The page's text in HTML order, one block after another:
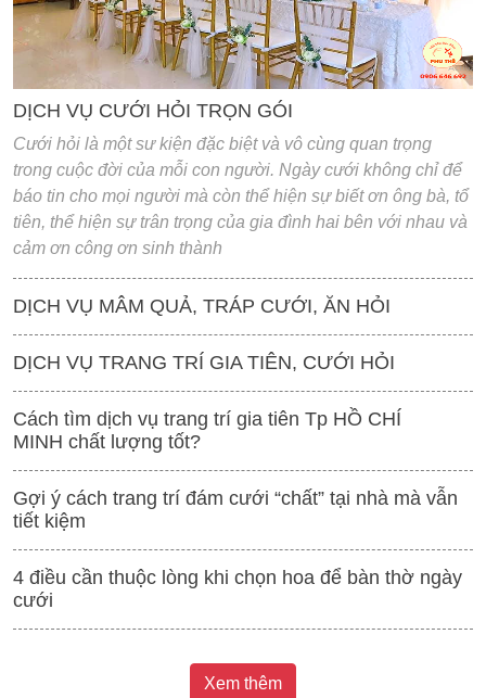
DỊCH VỤ CƯỚI HỎI TRỌN GÓI
Cưới hỏi là một sư kiện đặc biệt và vô cùng quan trọng
trong cuộc đời của mỗi con người. Ngày cưới không chỉ để
báo tin cho mọi người mà còn thể hiện sự biết ơn ông bà, tổ
tiên, thể hiện sự trân trọng của gia đình hai bên với nhau và
cảm ơn công ơn sinh thành
DỊCH VỤ MÂM QUẢ, TRÁP CƯỚI, ĂN HỎI
DỊCH VỤ TRANG TRÍ GIA TIÊN, CƯỚI HỎI
Cách tìm dịch vụ trang trí gia tiên Tp HỒ CHÍ
MINH chất lượng tốt?
Gợi ý cách trang trí đám cưới “chất” tại nhà mà vẫn
tiết kiệm
4 điều cần thuộc lòng khi chọn hoa để bàn thờ ngày
cưới
Xem thêm